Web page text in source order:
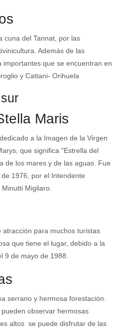
cuna del Tannat, por las
Además de las
importantes que se encuentran en
y Cattani- Orihuela
Maris
a la Imagen de la Virgen
que significa "Estrella del
de los mares y de las aguas. Fue
1976, por el Intendente
Migliaro.
para muchos turistas
que tiene el lugar, debido a la
9 de mayo de 1988.
serrano y hermosa forestación.
observar hermosas
altos se puede disfrutar de las